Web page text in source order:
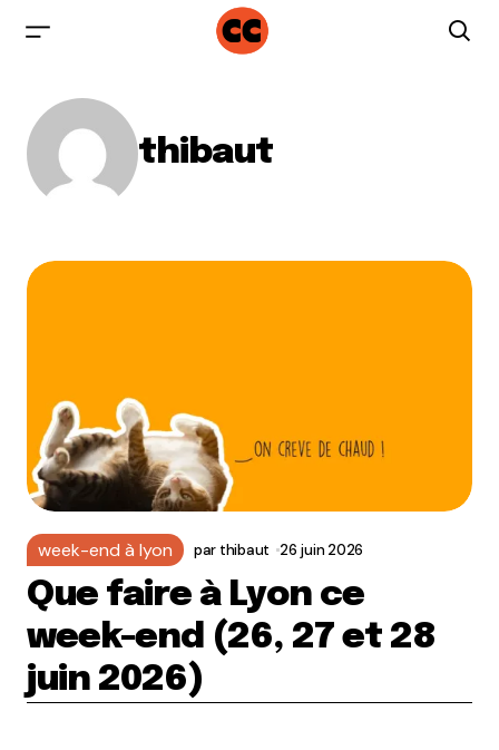
thibaut
week-end à lyon par thibaut 26 juin 2026
Que faire à Lyon ce
week-end (26, 27 et 28
juin 2026)